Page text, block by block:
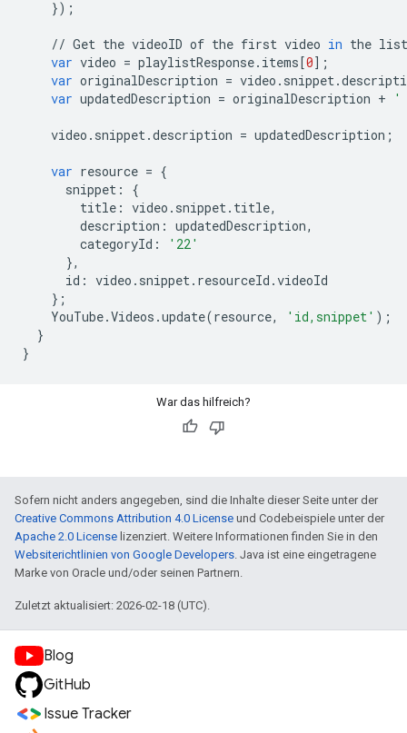
});
// Get the videoID of the first video in the list
var video = playlistResponse. items[0];
var originalDescription = video . snippet.
var updatedDescription = originalDescription + '
video . snippet.description = updatedDescription ;
var resource = {
snippet :
{
title : video . snippet. title,
description : updatedDescription,
categoryId :
'22'
},
id : video . snippet. resourceId .videoId
};
YouTube.Videos .update(resource, 'id,snippet' );
}
}
War das hilfreich?
Sofern nicht anders angegeben, sind die Inhalte dieser Seite unter der
Creative Commons Attribution 4.0 License und Codebeispiele unter der
Apache 2.0 License lizenziert. Weitere Informationen finden Sie in den
Websiterichtlinien von Google Developers. Java ist eine eingetragene
Marke von Oracle und/oder seinen Partnern.
Zuletzt aktualisiert: 2026-02-18 (UTC).
Blog
GitHub
Issue Tracker